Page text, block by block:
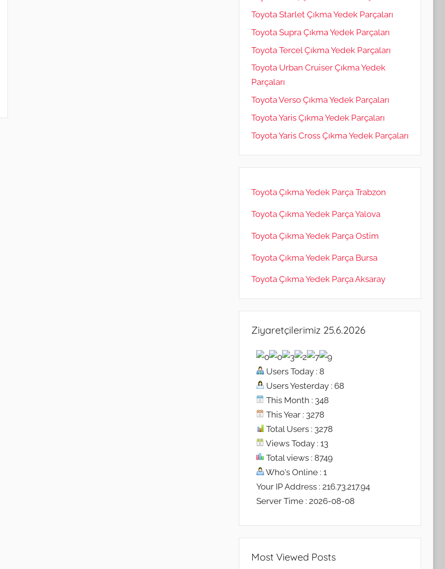
Toyota Starlet Çıkma Yedek Parçaları
Toyota Supra Çıkma Yedek Parçaları
Toyota Tercel Çıkma Yedek Parçaları
Toyota Urban Cruiser Çıkma Yedek
Parçaları
Toyota Verso Çıkma Yedek Parçaları
Toyota Yaris Çıkma Yedek Parçaları
Toyota Yaris Cross Çıkma Yedek Parçaları
Toyota Çıkma Yedek Parça Trabzon
Toyota Çıkma Yedek Parça Yalova
Toyota Çıkma Yedek Parça Ostim
Toyota Çıkma Yedek Parça Bursa
Toyota Çıkma Yedek Parça Aksaray
Ziyaretçilerimiz 25.6.2026
Users Today : 8
Users Yesterday : 68
This Month : 348
This Year : 3278
Total Users : 3278
Views Today : 13
Total views : 8749
Who's Online : 1
Your IP Address : 216.73.217.94
Server Time : 2026-08-08
Most Viewed Posts